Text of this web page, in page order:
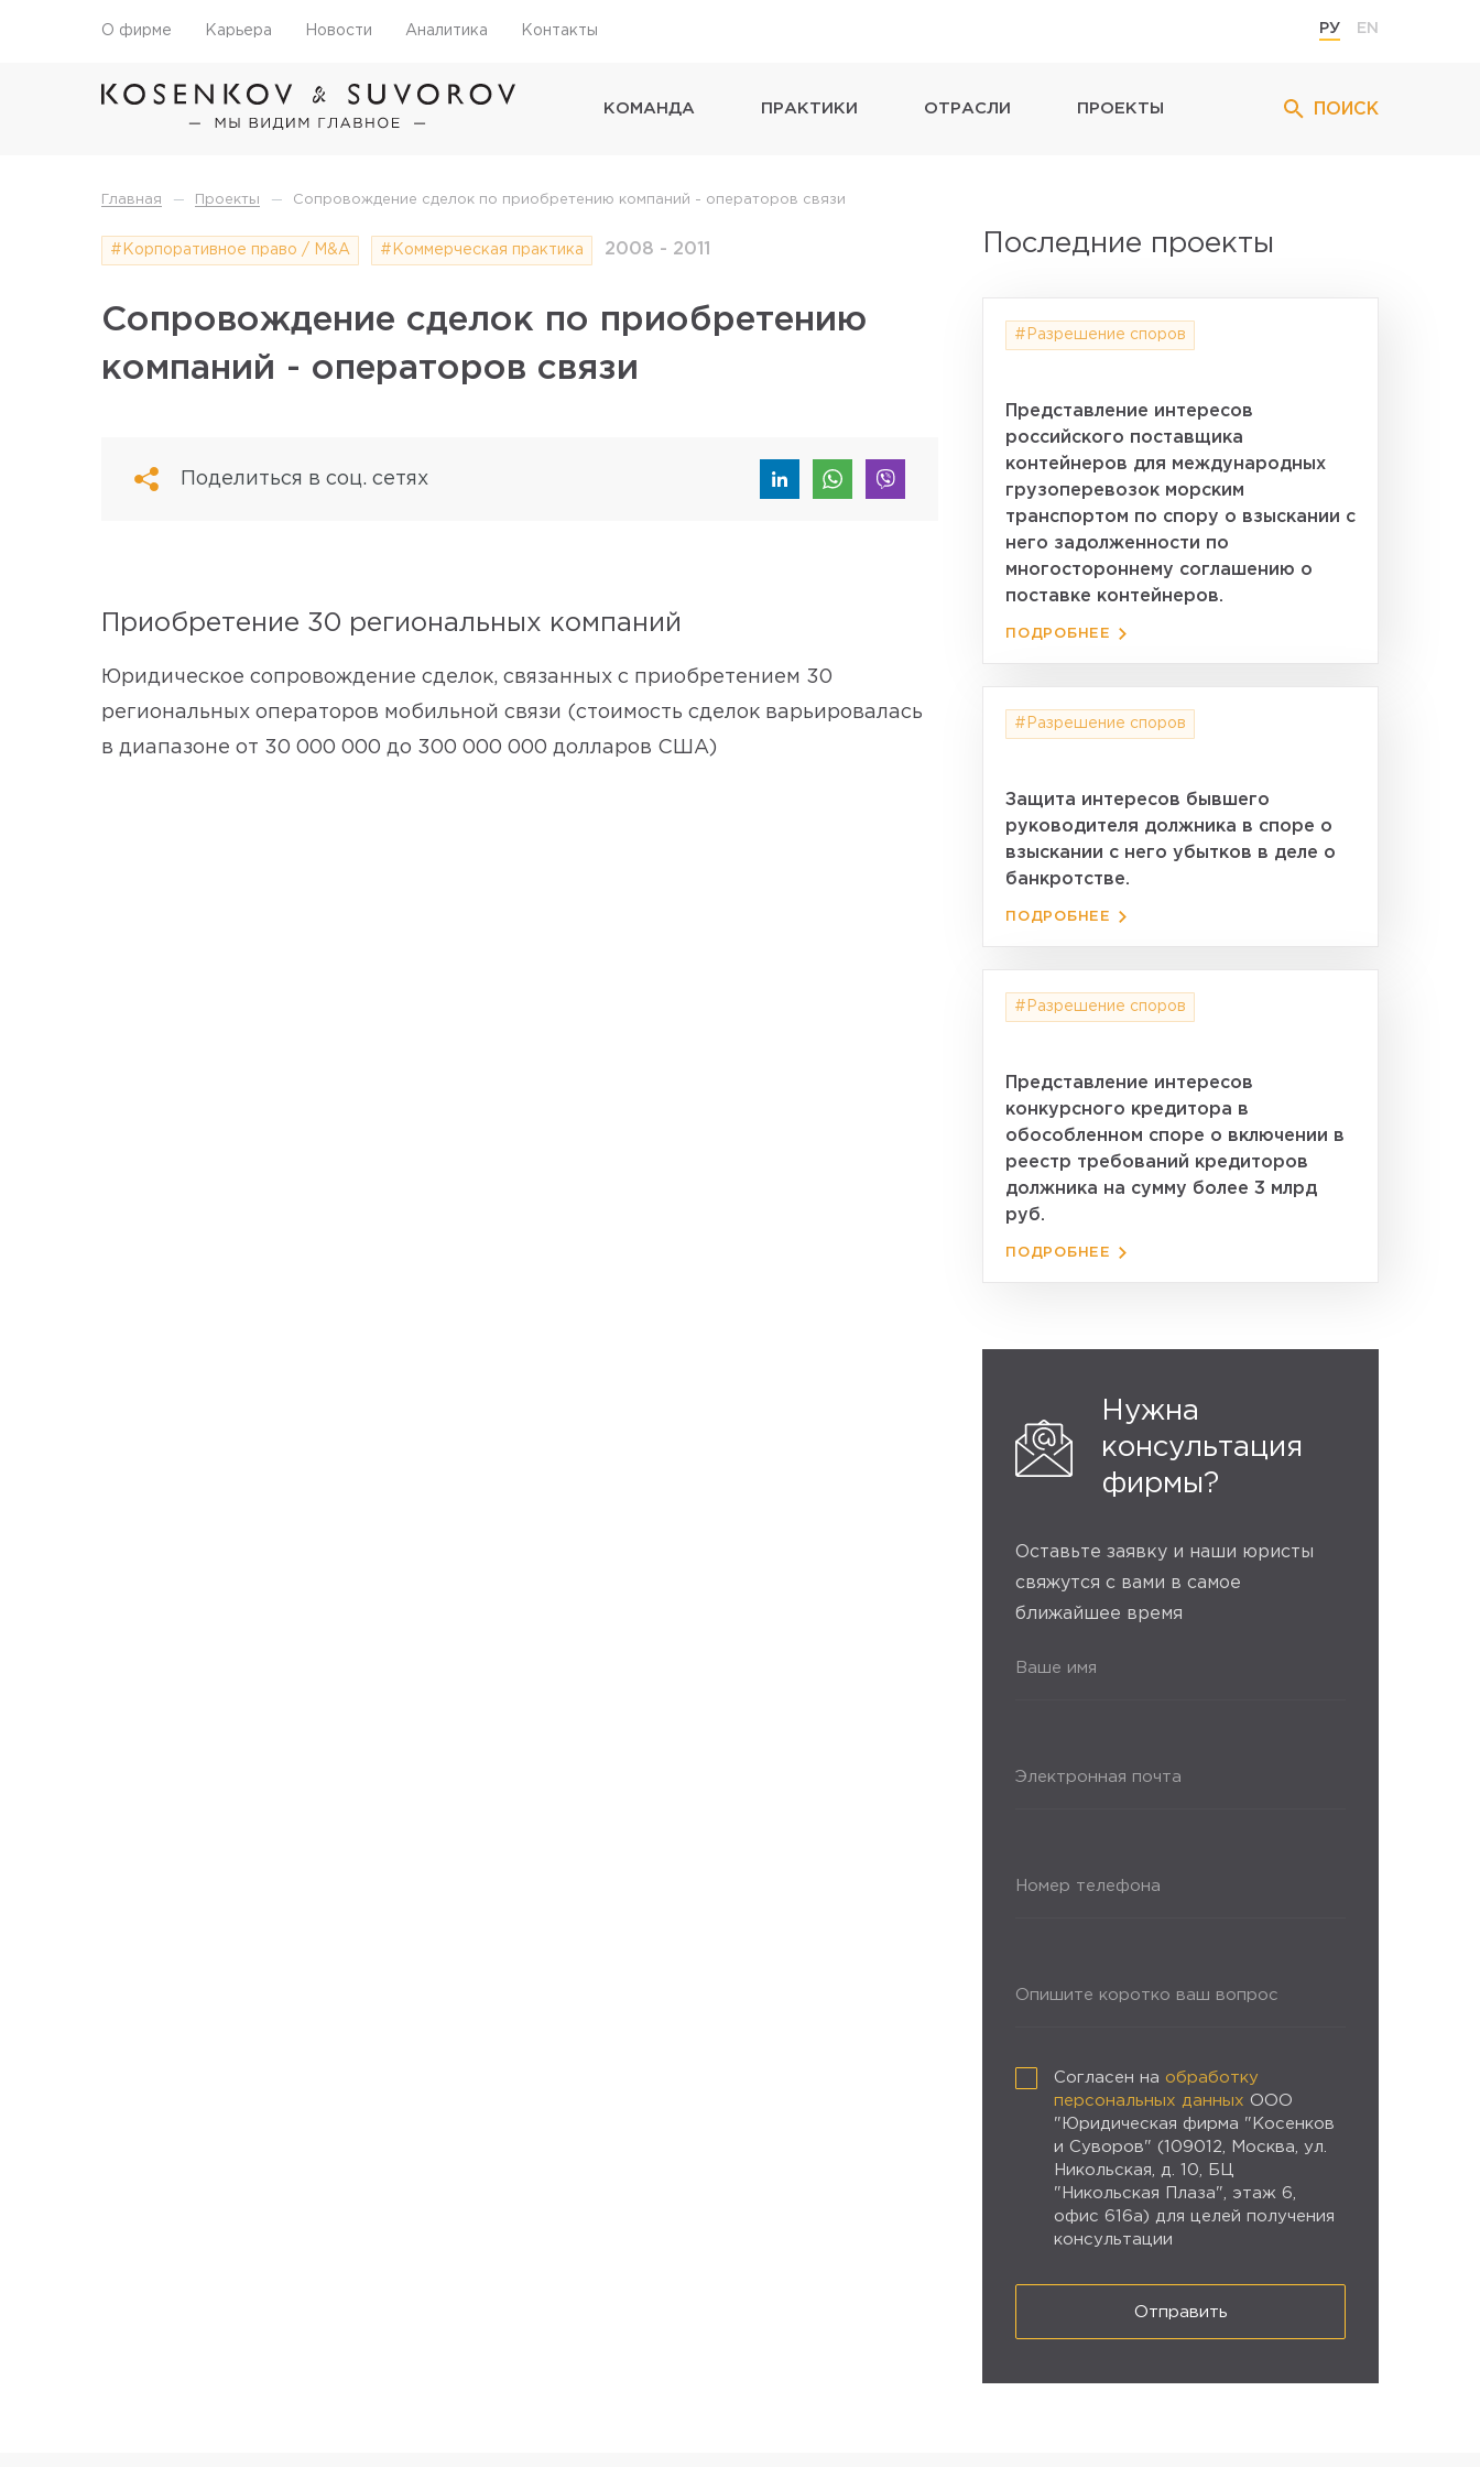
О фирме Карьера Новости Аналитика Контакты РУ EN
КОМАНДА ПРАКТИКИ ОТРАСЛИ ПРОЕКТЫ ПОИСК
Главная — Проекты — Сопровождение сделок по приобретению компаний - операторов связи
#Корпоративное право / M&A #Коммерческая практика 2008 - 2011
Сопровождение сделок по приобретению
компаний - операторов связи
Поделиться в соц. сетях
Приобретение 30 региональных компаний
Юридическое сопровождение сделок, связанных с приобретением 30
региональных операторов мобильной связи (стоимость сделок варьировалась
в диапазоне от 30 000 000 до 300 000 000 долларов США)
Последние проекты
#Разрешение споров
Представление интересов
российского поставщика
контейнеров для международных
грузоперевозок морским
транспортом по спору о взыскании с
него задолженности по
многостороннему соглашению о
поставке контейнеров.
ПОДРОБНЕЕ
#Разрешение споров
Защита интересов бывшего
руководителя должника в споре о
взыскании с него убытков в деле о
банкротстве.
ПОДРОБНЕЕ
#Разрешение споров
Представление интересов
конкурсного кредитора в
обособленном споре о включении в
реестр требований кредиторов
должника на сумму более 3 млрд
руб.
ПОДРОБНЕЕ
Нужна
консультация
фирмы?
Оставьте заявку и наши юристы
свяжутся с вами в самое
ближайшее время
Ваше имя
Электронная почта
Номер телефона
Опишите коротко ваш вопрос
Согласен на обработку
персональных данных ООО
"Юридическая фирма "Косенков
и Суворов" (109012, Москва, ул.
Никольская, д. 10, БЦ
"Никольская Плаза", этаж 6,
офис 616а) для целей получения
консультации
Отправить